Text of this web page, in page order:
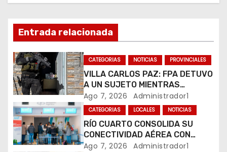
c
i
ó
n
d
e
e
Entrada relacionada
CATEGORIAS NOTICIAS PROVINCIALES
VILLA CARLOS PAZ: FPA DETUVO
A UN SUJETO MIENTRAS
COMERCIALIZABA COCAÍNA Y
MARIHUANA EN UNA PLAZA
Ago 7, 2026 Administrador1
CATEGORIAS LOCALES NOTICIAS
RÍO CUARTO CONSOLIDA SU
CONECTIVIDAD AÉREA CON
CUATRO VUELOS SEMANALES A
Ago 7, 2026 Administrador1